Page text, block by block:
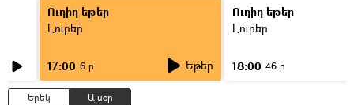
Ուղիղ եթեր
Լուրեր
17:00 6 ր Եթեր
Ուղիղ եթեր
Լուրեր
18:00 46 ր
Երեկ Այսօր